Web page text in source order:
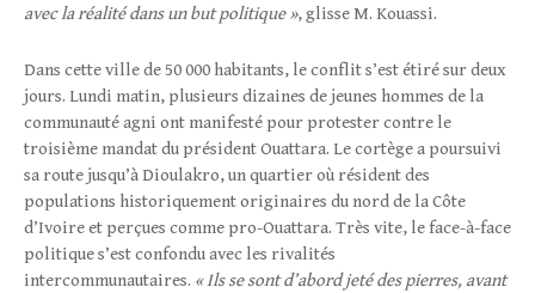
avec la réalité dans un but politique », glisse M. Kouassi.
Dans cette ville de 50 000 habitants, le conflit s’est étiré sur deux
jours. Lundi matin, plusieurs dizaines de jeunes hommes de la
communauté agni ont manifesté pour protester contre le
troisième mandat du président Ouattara. Le cortège a poursuivi
sa route jusqu’à Dioulakro, un quartier où résident des
populations historiquement originaires du nord de la Côte
d’Ivoire et perçues comme pro-Ouattara. Très vite, le face-à-face
politique s’est confondu avec les rivalités
intercommunautaires. « Ils se sont d’abord jeté des pierres, avant